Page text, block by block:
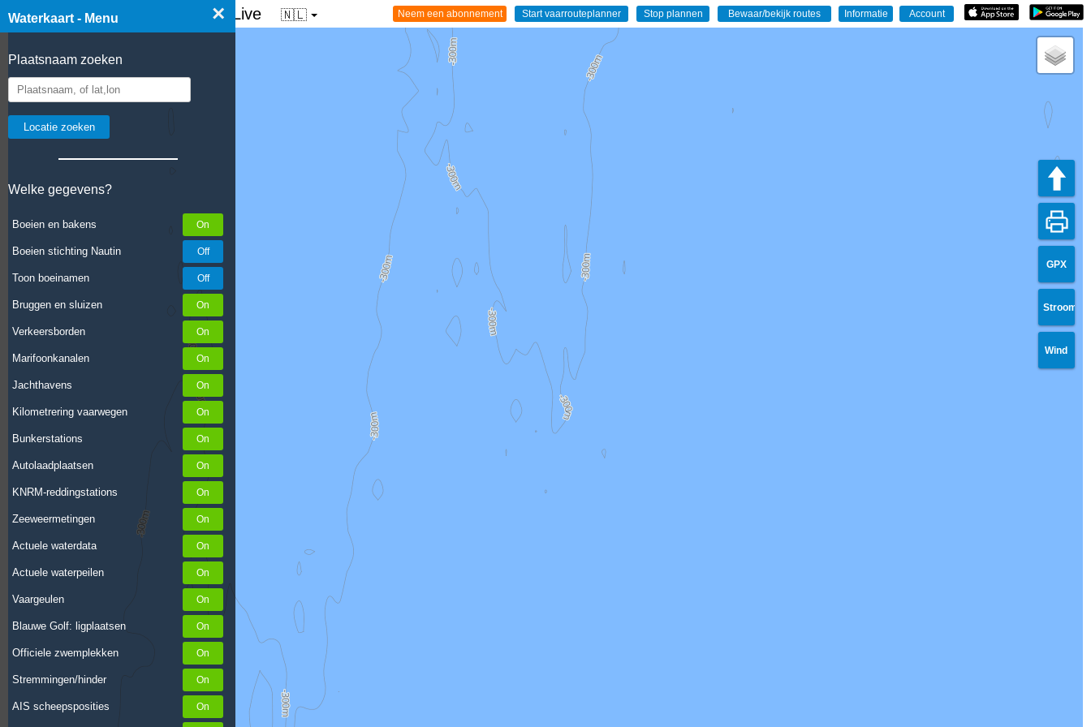
Waterkaart - Menu ×
Plaatsnaam zoeken
Welke gegevens?
Boeien en bakens
Boeien stichting Nautin
Toon boeinamen
Bruggen en sluizen
Verkeersborden
Marifoonkanalen
Jachthavens
Kilometrering vaarwegen
Bunkerstations
Autolaadplaatsen
KNRM-reddingstations
Zeeweermetingen
Actuele waterdata
Actuele waterpeilen
Vaargeulen
Blauwe Golf: ligplaatsen
Officiele zwemplekken
Stremmingen/hinder
AIS scheepsposities
☰ Waterkaart van Nederland - Live 🇳🇱
GPX
Stroom
Wind